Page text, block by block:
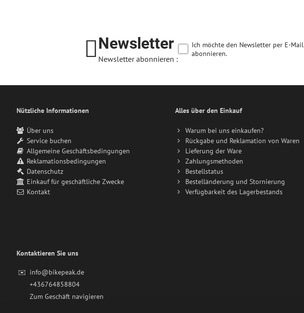
Newsletter
Newsletter abonnieren :
Ich möchte den Newsletter per E-Mail
abonnieren.
Nützliche Informationen
Über uns
Service buchen
Allgemeine Geschäftsbedingungen
Reklamationsbedingungen
Datenschutz
Einkauf für geschäftliche Zwecke
Kontakt
Alles über den Einkauf
Warum bei uns einkaufen?
Rückgabe und Reklamation von Waren
Lieferung der Ware
Zahlungsmethoden
Bestellstatus
Bestelländerung und Stornierung
Verfügbarkeit des Lagerbestands
Kontaktieren Sie uns
✉️ info@bikepeak.de
+436764858804
Zum Geschäft navigieren